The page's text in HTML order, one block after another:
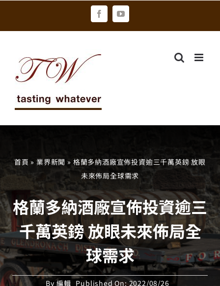
FacebookYouTube
首頁 » 業界新聞 » 格蘭多納酒廠宣佈投資逾三千萬英鎊 放眼
未來佈局全球需求
格蘭多納酒廠宣佈投資逾三
千萬英鎊 放眼未來佈局全
球需求
By 編輯 Published On: 2022/08/26